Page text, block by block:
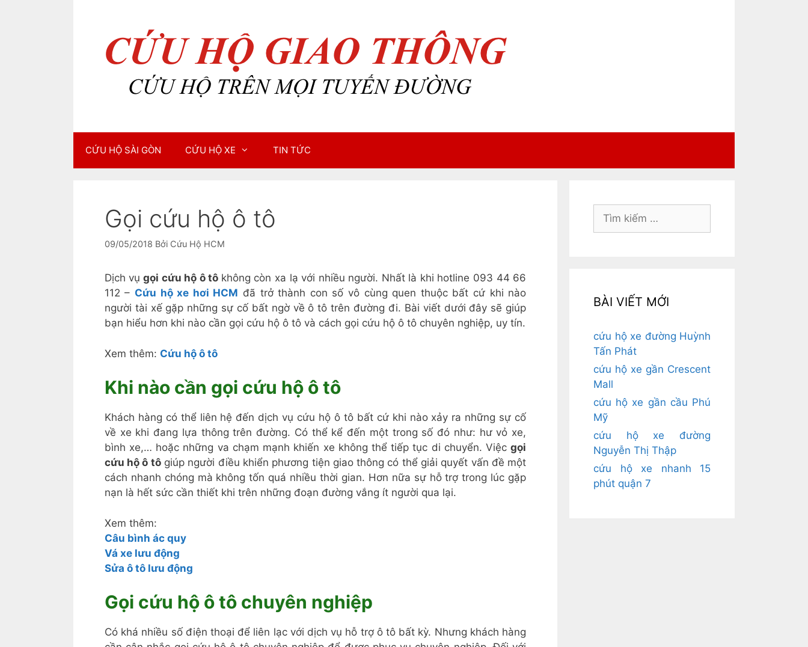
CỨU HỘ SÀI GÒN CỨU HỘ XE TIN TỨC
Gọi cứu hộ ô tô
09/05/2018 Bởi Cứu Hộ HCM
Dịch vụ gọi cứu hộ ô tô không còn xa lạ với nhiều người. Nhất là khi hotline 093 44 66
112 – Cứu hộ xe hơi HCM đã trở thành con số vô cùng quen thuộc bất cứ khi nào
người tài xế gặp những sự cố bất ngờ về ô tô trên đường đi. Bài viết dưới đây sẽ giúp
bạn hiểu hơn khi nào cần gọi cứu hộ ô tô và cách gọi cứu hộ ô tô chuyên nghiệp, uy tín.
Xem thêm: Cứu hộ ô tô
Khi nào cần gọi cứu hộ ô tô
Khách hàng có thể liên hệ đến dịch vụ cứu hộ ô tô bất cứ khi nào xảy ra những sự cố
về xe khi đang lựa thông trên đường. Có thể kể đến một trong số đó như: hư vỏ xe,
bình xe,… hoặc những va chạm mạnh khiến xe không thể tiếp tục di chuyển. Việcgọi
cứu hộ ô tôgiúp người điều khiển phương tiện giao thông có thể giải quyết vấn đề một
cách nhanh chóng mà không tốn quá nhiều thời gian. Hơn nữa sự hỗ trợ trong lúc gặp
nạn là hết sức cần thiết khi trên những đoạn đường vắng ít người qua lại.
Xem thêm:
Câu bình ác quy
Vá xe lưu động
Sửa ô tô lưu động
Gọi cứu hộ ô tô chuyên nghiệp
Có khá nhiều số điện thoại để liên lạc với dịch vụ hỗ trợ ô tô bất kỳ. Nhưng khách hàng
Tìm
BÀI VIẾT MỚI
cứu hộ xe đường Huỳnh
Tấn Phát
cứu hộ xe gần Crescent
Mall
cứu hộ xe gần cầu Phú
Mỹ
cứu hộ xe đường
Nguyễn Thị Thập
cứu hộ xe nhanh 15
phút quận 7